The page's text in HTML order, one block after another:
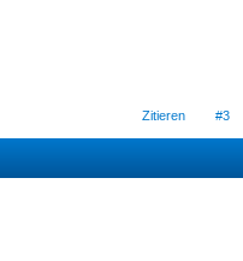
Zitieren #3